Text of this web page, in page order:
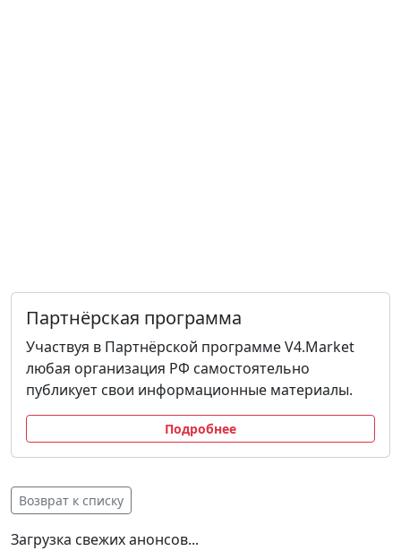
Партнёрская программа
Участвуя в Партнёрской программе V4.Market
любая организация РФ самостоятельно
публикует свои информационные материалы.
Подробнее
Возврат к списку
Загрузка свежих анонсов...